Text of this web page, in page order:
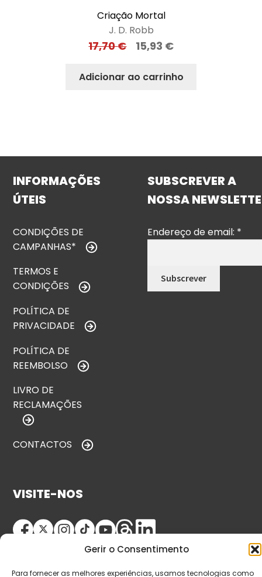
Gerir o Consentimento
Para fornecer as melhores experiências, usamos tecnologias como
Criação Mortal
J. D. Robb
17,70€ 15,93 €
Adicionar ao carrinho
INFORMAÇÕES
ÚTEIS
CONDIÇÕES DE
CAMPANHAS*
TERMOS E
CONDIÇÕES
POLÍTICA DE
PRIVACIDADE
POLÍTICA DE
REEMBOLSO
LIVRO DE
RECLAMAÇÕES
CONTACTOS
SUBSCREVER A
NOSSA
Endereço de email: *
VISITE-NOS